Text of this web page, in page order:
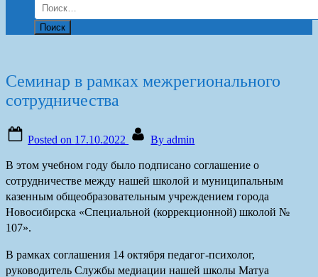
Семинар в рамках межрегионального
сотрудничества
Posted on 17.10.2022 Byadmin
В этом учебном году было подписано соглашение о
сотрудничестве между нашей школой и муниципальным
казенным общеобразовательным учреждением города
Новосибирска «Специальной (коррекционной) школой №
107».
В рамках соглашения 14 октября педагог-психолог,
руководитель Службы медиации нашей школы Матуа